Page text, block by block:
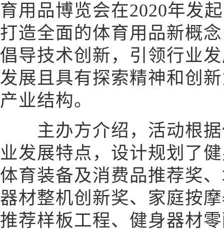
育用品博览会在2020年发
打造全面的体育用品新概
倡导技术创新，引领行业
发展且具有探索精神和创
产业结构。
主办方介绍，活动根据
业发展特点，设计规划了
体育装备及消费品推荐奖
器材整机创新奖、家庭按
推荐样板工程、健身器材